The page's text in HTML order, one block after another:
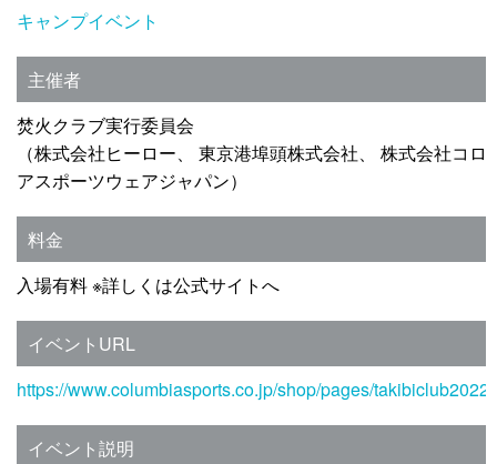
キャンプイベント
主催者
焚火クラブ実行委員会
（株式会社ヒーロー、 東京港埠頭株式会社、 株式会社コロ
アスポーツウェアジャパン）
料金
入場有料 ※詳しくは公式サイトへ
イベントURL
https://www.columbiasports.co.jp/shop/pages/
イベント説明